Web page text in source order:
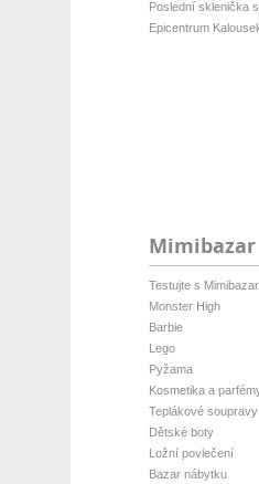
Poslední sklenička
Epicentrum
Mimibazar
Testujte s
Monster High
Barbie
Lego
Pyžama
Kosmetika a
Teplákové soupravy
Dětské boty
Ložní povlečení
Bazar nábytku